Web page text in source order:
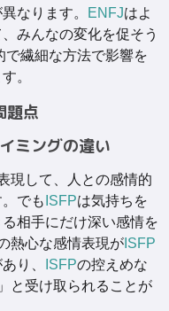
なります。
ENFJはよ
みんなの変化を促そう
で繊細な方法で影響を
。
題点
ミングの違い
現して、人との感情的
でも ISFPは気持ちを
相手にだけ深い感情を
熱心な感情表現が ISFP
り、
ISFPの控えめな
と受け取られることが